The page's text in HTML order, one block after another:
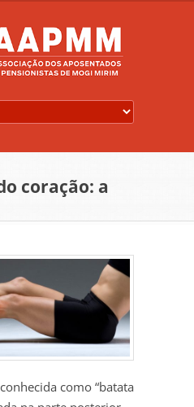
coração: a
como “batata